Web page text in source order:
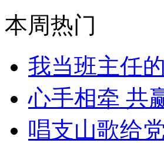
本周热门
我当班主任
心手相牵 共
唱支山歌给